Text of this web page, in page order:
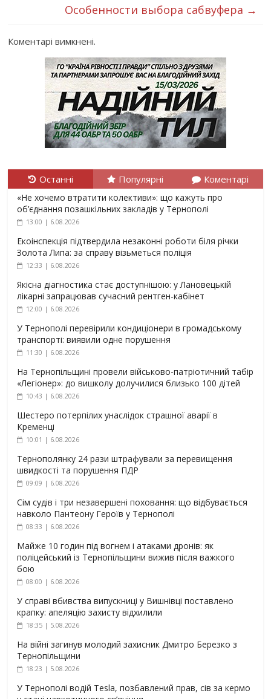
Особенности выбора сабвуфера →
Коментарі вимкнені.
Останні Популярні Коментарі
«Не хочемо втратити колективи»: що кажуть про
об’єднання позашкільних закладів у Тернополі
13:00 | 6.08.2026
Екоінспекція підтвердила незаконні роботи біля річки
Золота Липа: за справу візьметься поліція
12:33 | 6.08.2026
Якісна діагностика стає доступнішою: у Лановецькій
лікарні запрацював сучасний рентген-кабінет
12:00 | 6.08.2026
У Тернополі перевірили кондиціонери в громадському
транспорті: виявили одне порушення
11:30 | 6.08.2026
На Тернопільщині провели військово-патріотичний табір
«Легіонер»: до вишколу долучилися близько 100 дітей
10:43 | 6.08.2026
Шестеро потерпілих унаслідок страшної аварії в
Кременці
10:01 | 6.08.2026
Тернополянку 24 рази штрафували за перевищення
швидкості та порушення ПДР
09:09 | 6.08.2026
Сім судів і три незавершені поховання: що відбувається
навколо Пантеону Героїв у Тернополі
08:33 | 6.08.2026
Майже 10 годин під вогнем і атаками дронів: як
поліцейський із Тернопільщини вижив після важкого
бою
08:00 | 6.08.2026
У справі вбивства випускниці у Вишнівці поставлено
крапку: апеляцію захисту відхилили
18:35 | 5.08.2026
На війні загинув молодий захисник Дмитро Березко з
Тернопільщини
18:23 | 5.08.2026
У Тернополі водій Tesla, позбавлений прав, сів за кермо